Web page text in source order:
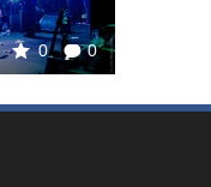
0 0